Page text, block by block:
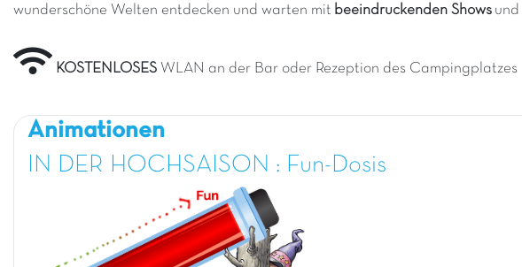
wunderschöne Welten entdecken und warten mit beeindruckenden Shows
KOSTENLOSES WLAN an der Bar oder Rezeption des Campingplatzes
Animationen
IN DER HOCHSAISON : Fun-Dosis